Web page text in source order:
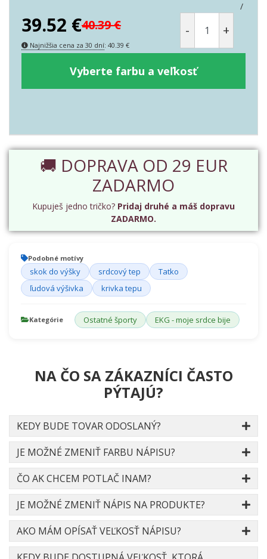
/
39.52 €40.39€
Najnižšia cena za 30 dní: 40.39 €
- +
Vyberte farbu a veľkosť
🚚 DOPRAVA OD 29 EUR
ZADARMO
Kupuješ jedno tričko? Pridaj druhé a máš dopravu
ZADARMO.
Podobné motívy
skok do výšky srdcový tep
Tatko
ľudová výšivka
krivka tepu
Kategórie Ostatné športy EKG - moje srdce bije
NA ČO SA ZÁKAZNÍCI ČASTO
PÝTAJÚ?
KEDY BUDE TOVAR ODOSLANÝ?
JE MOŽNÉ ZMENIŤ FARBU NÁPISU?
ČO AK CHCEM POTLAČ INAM?
JE MOŽNÉ ZMENIŤ NÁPIS NA PRODUKTE?
AKO MÁM OPÍSAŤ VEĽKOSŤ NÁPISU?